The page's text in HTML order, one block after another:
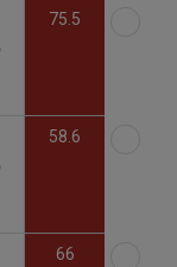
75.5
58.6
66